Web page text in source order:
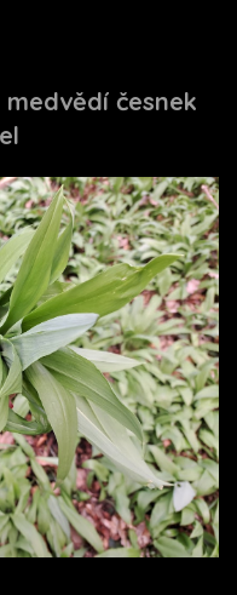
česnek